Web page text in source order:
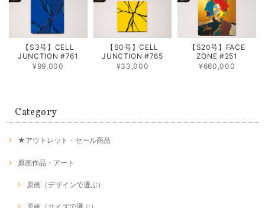
【S3号】CELL
JUNCTION #761
¥99,000
【S0号】CELL
JUNCTION #765
¥33,000
【S20号】FACE
ZONE #251
¥660,000
Category
★アウトレット・セール商品
原画作品・アート
原画（デザインで選ぶ）